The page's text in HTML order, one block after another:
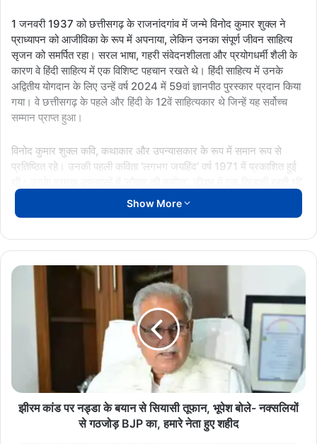
1 जनवरी 1937 को छत्तीसगढ़ के राजनांदगांव में जन्मे विनोद कुमार शुक्ल ने
प्राध्यापन को आजीविका के रूप में अपनाया, लेकिन उनका संपूर्ण जीवन साहित्य
सृजन को समर्पित रहा। सरल भाषा, गहरी संवेदनशीलता और प्रयोगधर्मी शैली के
कारण वे हिंदी साहित्य में एक विशिष्ट पहचान रखते थे। हिंदी साहित्य में उनके
अद्वितीय योगदान के लिए उन्हें वर्ष 2024 में 59वां ज्ञानपीठ पुरस्कार प्रदान किया
गया। वे छत्तीसगढ़ के पहले और हिंदी के 12वें साहित्यकार थे जिन्हें यह सर्वोच्च
सम्मान प्राप्त हुआ।
विनोद कुमार शुक्ल कवि, कथाकार और उपन्यासकार के रूप में समान रूप से
प्रतिष्ठित रहे। उनकी पहली कविता ‘लगभग जयहिंद’ वर्ष 1971 में प्रकाशित हुई
और ‘खिलेगा तो देखेंगे’ शामिल हैं। ‘नौकर की कमीज’ उपन्यास पर प्रसिद्ध
फिल्मकार मणिकौल ने इसी नाम से फिल्म भी बनाई। उनके उपन्यास ‘दीवार में एक
अपने लेखन के माध्यम से विनोद कुमार शुक्ल ने लोकजीवन और आधुनिक मनुष्य
की जटिल संवेदनाओं को अद्भुत ढंग से अभिव्यक्त किया। मध्यवर्गीय जीवन की
बारीकियों, मानवीय अनुभूतियों और मौन संवेदनाओं को उन्होंने साहित्य में नया आयाम
दिया। उनकी विशिष्ट भाषिक बनावट और सृजनशीलता ने भारतीय और वैश्विक
साहित्य को समृद्ध किया। उनके निधन से साहित्य जगत में एक ऐसी रिक्तता उत्पन्न
हुई है, जिसकी भरपाई संभव नहीं।
Obituary VinodKumarShukla
Show More
झीरम
तूफान,
भूपेश
झीरम कांड पर नड्डा के बयान से सियासी तूफान, भूपेश बोले- नक्सलियों
से गठजोड़ BJP का, हमारे नेता हुए शहीद